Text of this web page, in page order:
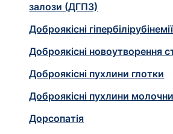
залози (ДГПЗ)
Доброякісні гіпербілірубінемії
Доброякісні новоутворення
Доброякісні пухлини глотки
Доброякісні пухлини
Дорсопатія